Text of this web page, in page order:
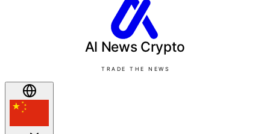
AI News Crypto
TRADE THE NEWS